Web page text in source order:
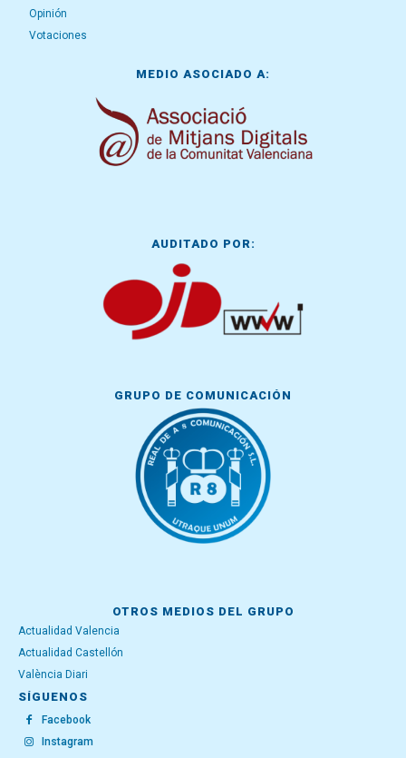
Opinión
Votaciones
MEDIO ASOCIADO A:
AUDITADO POR:
GRUPO DE COMUNICACIÓN
OTROS MEDIOS DEL GRUPO
Actualidad Valencia
Actualidad Castellón
València Diari
SÍGUENOS
Facebook
Instagram